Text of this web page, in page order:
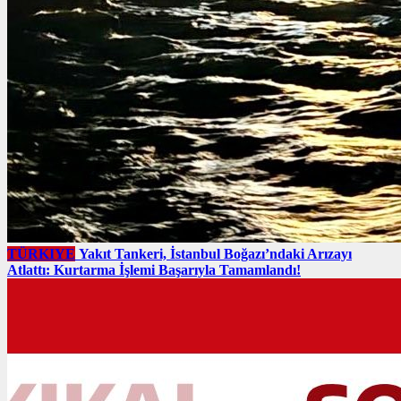
TÜRKIYE Yakıt Tankeri, İstanbul Boğazı’ndaki Arızayı
Atlattı: Kurtarma İşlemi Başarıyla Tamamlandı!